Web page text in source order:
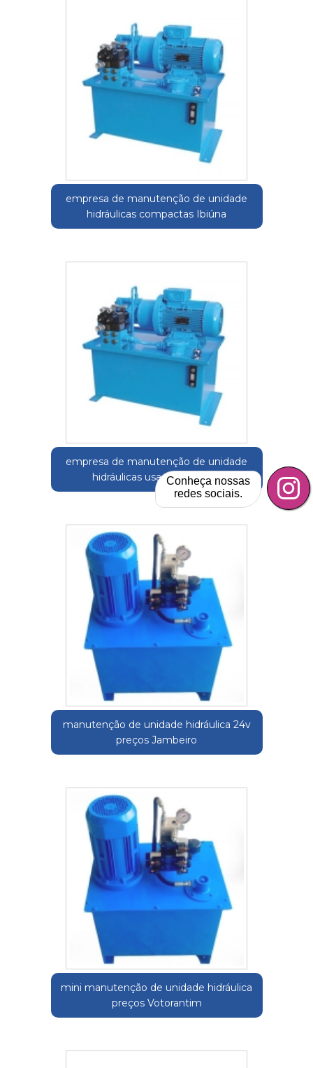
empresa de manutenção de unidade
hidráulicas compactas Ibiúna
empresa de manutenção de unidade
hidráulicas usadas Vinhedo
manutenção de unidade hidráulica 24v
preços Jambeiro
mini manutenção de unidade hidráulica
preços Votorantim
Conheça nossas
redes sociais.